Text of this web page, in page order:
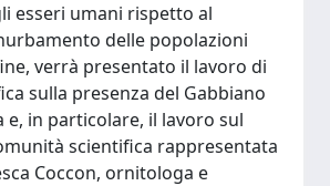
esseri umani rispetto al
delle popolazioni
verrà presentato il lavoro di
sulla presenza del Gabbiano
e, in particolare, il lavoro sul
scientifica rappresentata
Coccon, ornitologa e